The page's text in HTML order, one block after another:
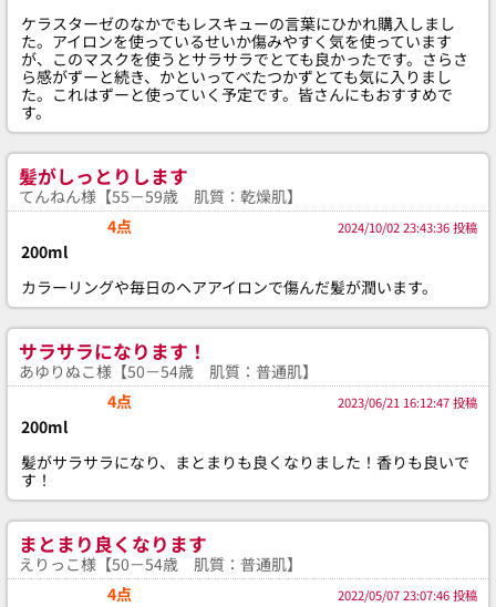
ケラスターゼのなかでもレスキューの言葉にひかれ購入しまし
た。アイロンを使っているせいか傷みやすく気を使っています
が、このマスクを使うとサラサラでとても良かったです。さらさ
ら感がずーと続き、かといってべたつかずとても気に入りまし
た。これはずーと使っていく予定です。皆さんにもおすすめで
す。
髪がしっとりします
てんねん様【55－59歳 肌質：乾燥肌】
4点
2024/10/02 23:43:36 投稿
200ml
カラーリングや毎日のヘアアイロンで傷んだ髪が潤います。
サラサラになります！
あゆりぬこ様【50－54歳 肌質：普通肌】
4点
2023/06/21 16:12:47 投稿
200ml
髪がサラサラになり、まとまりも良くなりました！香りも良いで
す！
まとまり良くなります
えりっこ様【50－54歳 肌質：普通肌】
4点
2022/05/07 23:07:46 投稿